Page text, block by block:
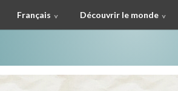
Français Découvrir le monde